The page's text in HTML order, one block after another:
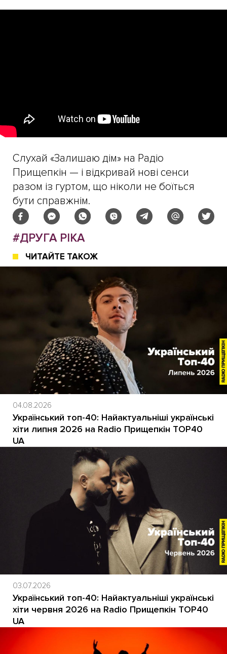
Слухай «Залишаю дім» на Радіо
Прищепкін — і відкривай нові сенси
разом із гуртом, що ніколи не боїться
бути справжнім.
#ДРУГА РІКА
ЧИТАЙТЕ ТАКОЖ
04.08.2026
Український топ-40: Найактуальніші українські
хіти липня 2026 на Radio Прищепкін TOP40
UA
03.07.2026
Український топ-40: Найактуальніші українські
хіти червня 2026 на Radio Прищепкін TOP40
UA